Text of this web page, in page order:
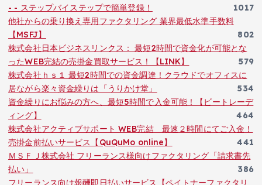
- - ステップバイステップで簡単登録！
1017
他社からの乗り換え専用ファクタリング 業界最低水準手数料
【MSFJ】
802
株式会社日本ビジネスリンクス： 最短2時間で資金化が可能とな
ったWEB完結の売掛金買取サービス！【LINK】
579
株式会社ｈｓ１ 最短2時間での資金調達！クラウドでオフィスに
居ながら楽々資金繰りは「うりかけ堂」
534
資金繰りにお悩みの方へ、最短5時間で入金可能！【ビートレーデ
ィング】
464
株式会社アクティブサポート WEB完結 最速２時間にてご入金！
売掛金前払いサービス【QuQuMo online】
441
ＭＳＦＪ株式会社 フリーランス様向けファクタリング「請求書先
払い」
386
フリーランス向け報酬即日払いサービス【ペイトナーファクタリ